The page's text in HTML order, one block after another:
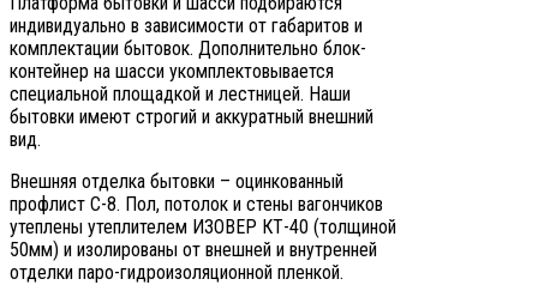
индивидуально в зависимости от габаритов и
комплектации бытовок. Дополнительно блок-
контейнер на шасси укомплектовывается
специальной площадкой и лестницей. Наши
бытовки имеют строгий и аккуратный внешний
вид.
Внешняя отделка бытовки – оцинкованный
профлист С-8. Пол, потолок и стены вагончиков
утеплены утеплителем ИЗОВЕР КТ-40 (толщиной
50мм) и изолированы от внешней и внутренней
отделки паро-гидроизоляционной пленкой.